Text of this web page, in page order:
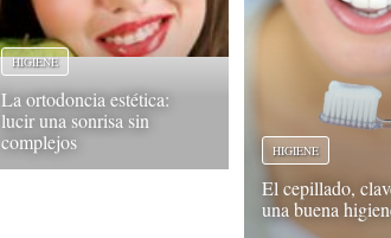
HIGIENE
La ortodoncia estética:
lucir una sonrisa sin
complejos
HIGIENE
El cepillado,
una buena